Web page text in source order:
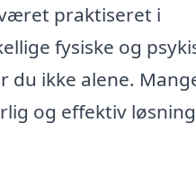
praktiseret i
fysiske og
du ikke alene.
og effektiv